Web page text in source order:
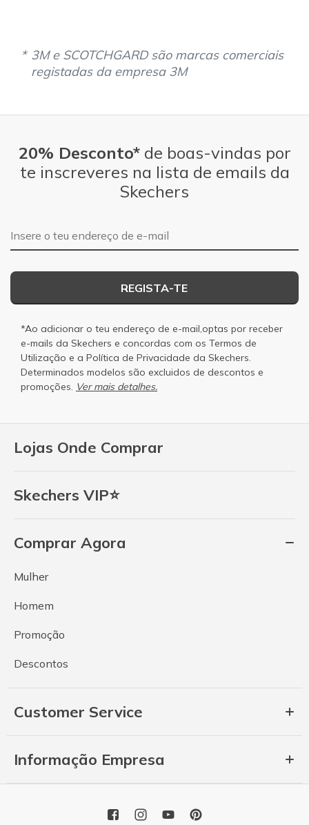
3M e SCOTCHGARD são marcas comerciais
registadas da empresa 3M
Lojas Onde Comprar
Skechers VIP⭐
Comprar Agora
Mulher
Homem
Promoção
Descontos
Customer Service
Informação Empresa
20% Desconto*de boas-vindas por
te inscreveres na lista de emails da
Skechers
Endereço de e-mail
REGISTA-TE
*Ao adicionar o teu endereço de e-mail,optas por receber
e-mails da Skechers e concordas com os Termos de
Utilização e a Política de Privacidade da Skechers.
Determinados modelos são excluidos de descontos e
promoções. Ver mais detalhes.